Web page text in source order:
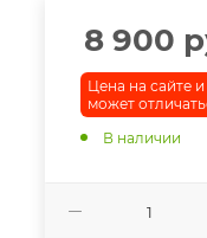
8 900
Цена на сайте
может
В наличии